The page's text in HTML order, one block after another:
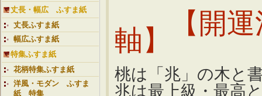
丈長・幅広 ふすま紙
丈長ふすま紙
幅広ふすま紙
特集ふすま紙
花柄特集ふすま紙
洋風・モダン ふすま
紙 特集
【開運
軸】
桃は「兆」の木と
兆は最上級・最高